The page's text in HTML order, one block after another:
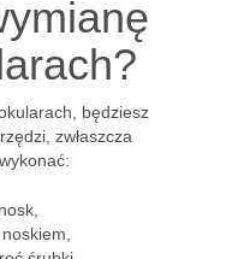
będziesz
zwłaszcza